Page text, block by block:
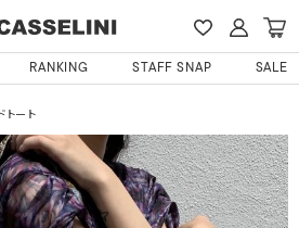
RANKING STAFF SNAP SALE
トート